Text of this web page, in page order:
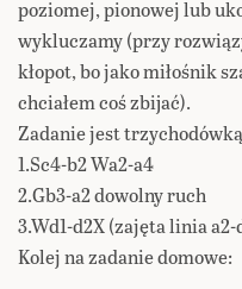
poziomej, pionowej lub
wykluczamy (przy
kłopot, bo jako miłośnik
chciałem coś zbijać).
Zadanie jest
1.Sc4-b2 Wa2-a4
2.Gb3-a2 dowolny ruch
3.Wd1-d2X (zajęta linia a2-
Kolej na zadanie domowe: